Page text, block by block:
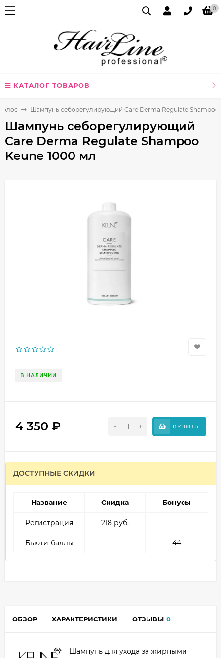
0
КАТАЛОГ ТОВАРОВ
Шампунь себорегулирующий Care Derma Regulate Shampoo
Шампунь себорегулирующий
Care Derma Regulate Shampoo
Keune 1000 мл
В НАЛИЧИИ
4 350 ₽ - + КУПИТЬ
ДОСТУПНЫЕ СКИДКИ
Название Скидка Бонусы
Регистрация 218 руб.
Бьюти-баллы - 44
ОБЗОР ХАРАКТЕРИСТИКИ ОТЗЫВЫ 0
Шампунь для ухода за жирными